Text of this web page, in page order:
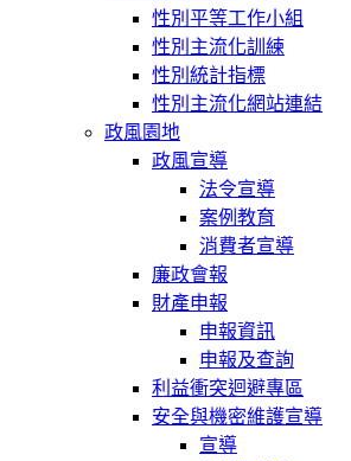
性別平等工作小組
性別主流化訓練
性別統計指標
性別主流化網站連結
政風園地
政風宣導
法令宣導
案例教育
消費者宣導
廉政會報
財產申報
申報資訊
申報及查詢
利益衝突迴避專區
安全與機密維護宣導
宣導